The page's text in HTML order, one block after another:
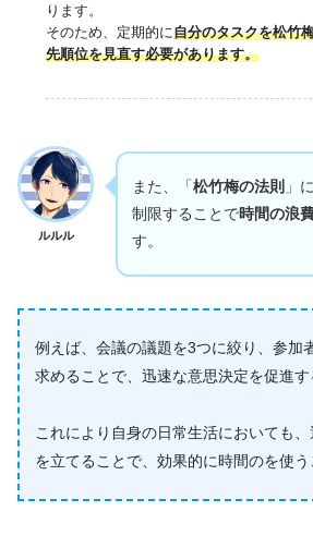
ります。
そのため、定期的に自分のタスクを松竹
先順位を見直す必要があります。
ルルル
また、「 松竹梅の法則 」
制限することで時間の浪
す。
例えば、会議の議題を3つに絞り、参加
求めることで、迅速な意思決定を促進す
これにより自身の日常生活においても
を立てることで、効果的に時間のを使う